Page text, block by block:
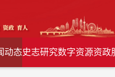
动态史志研究数字资源资政